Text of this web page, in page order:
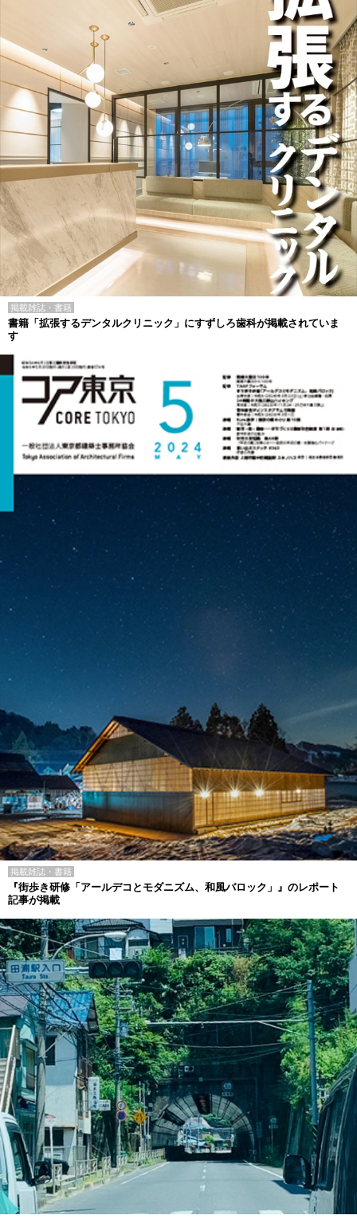
掲載雑誌・書籍
書籍「拡張するデンタルクリニック」にすずしろ歯科が掲載されていま
す
掲載雑誌・書籍
『街歩き研修「アールデコとモダニズム、和風バロック」』のレポート
記事が掲載